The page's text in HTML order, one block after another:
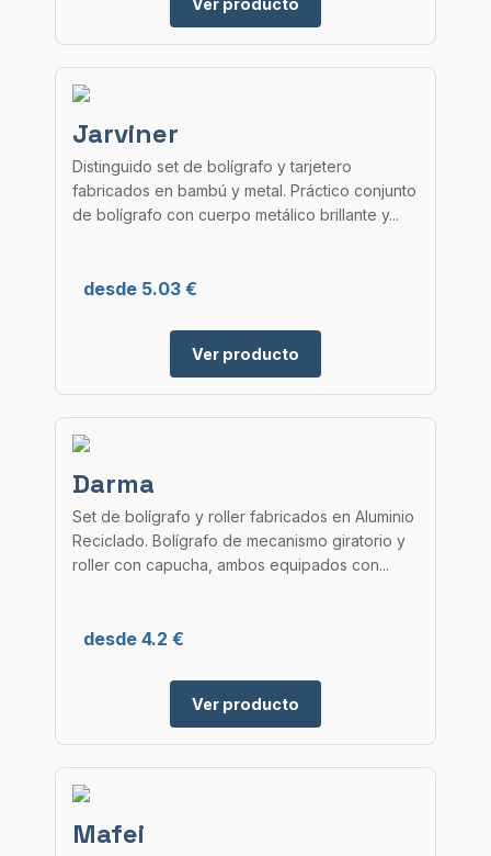
Ver producto
Jarviner
Distinguido set de bolígrafo y tarjetero
fabricados en bambú y metal. Práctico conjunto
de bolígrafo con cuerpo metálico brillante y...
desde 5.03 €
Ver producto
Darma
Set de bolígrafo y roller fabricados en Aluminio
Reciclado. Bolígrafo de mecanismo giratorio y
roller con capucha, ambos equipados con...
desde 4.2 €
Ver producto
Mafei